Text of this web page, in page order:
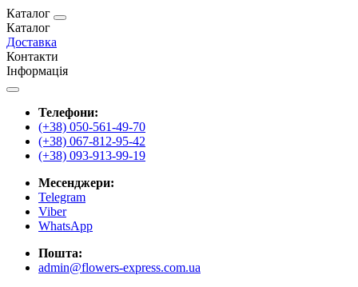
Каталог
Каталог
Доставка
Контакти
Інформація
Телефони:
(+38) 050-561-49-70
(+38) 067-812-95-42
(+38) 093-913-99-19
Месенджери:
Telegram
Viber
WhatsApp
Пошта:
admin@flowers-express.com.ua